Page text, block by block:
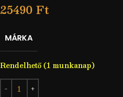
25490 Ft
MÁRKA
Rendelhető (1 munkanap)